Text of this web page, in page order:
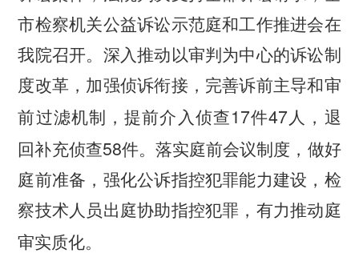
市检察机关公益诉讼示范庭和工作推进会在
我院召开。深入推动以审判为中心的诉讼制
度改革，加强侦诉衔接，完善诉前主导和审
前过滤机制，提前介入侦查17件47 人，退
回补充侦查58件。落实庭前会议制度，做好
庭前准备，强化公诉指控犯罪能力建设，检
察技术人员出庭协助指控犯罪，有力推动庭
审实质化。